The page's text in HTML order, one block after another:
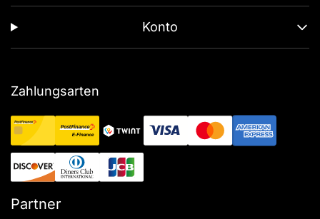
Konto
Zahlungsarten
Partner